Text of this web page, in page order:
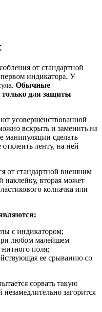
от стандартной
индикатора. У
Обычные
только для защиты
усовершенствованной
вскрыть и заменить на
манипуляции сделать
ленту, на ней
от стандартной внешним
наклейку, вторая может
колпачка или
с индикатором;
любом малейшем
поля;
ее срыванию со
сорвать такую
загорится